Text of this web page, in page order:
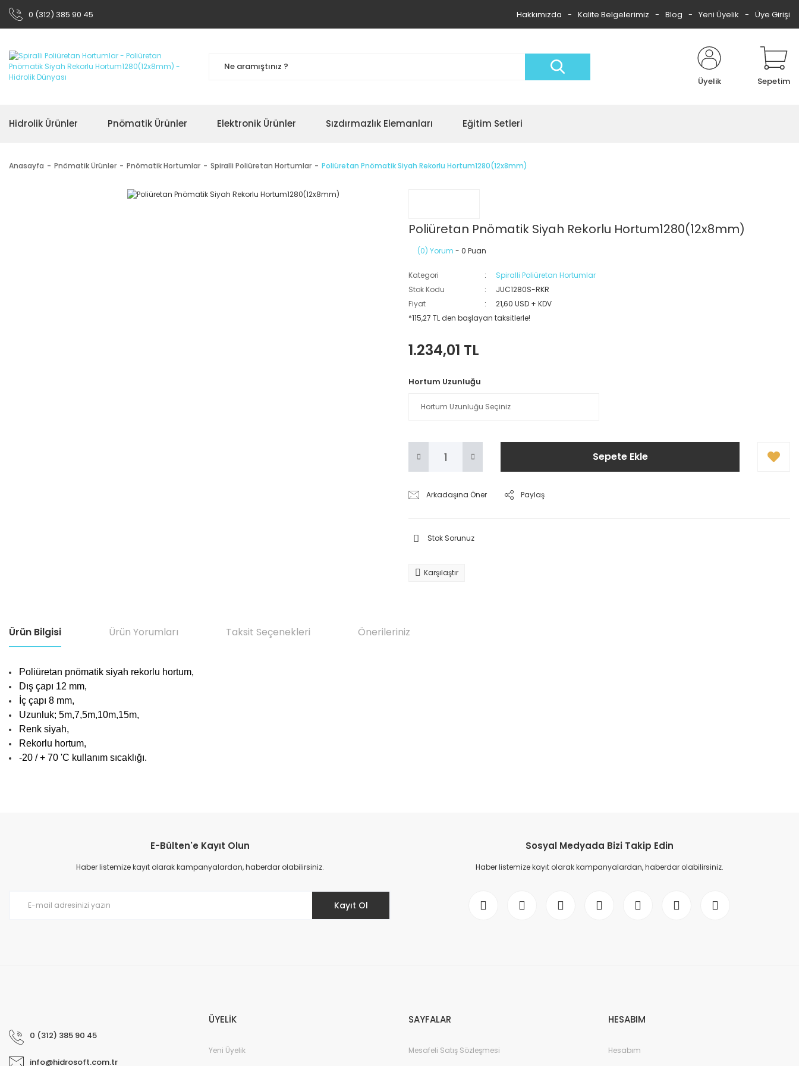
0 (312) 385 90 45 Hakkımızda Kalite Belgelerimiz Blog Yeni Üyelik Üye Girişi
Üyelik Sepetim
Hidrolik Ürünler Pnömatik Ürünler Elektronik Ürünler Sızdırmazlık Elemanları Eğitim Setleri
Anasayfa Pnömatik Ürünler Pnömatik Hortumlar Spiralli Poliüretan Hortumlar Poliüretan Pnömatik Siyah Rekorlu Hortum1280(12x8mm)
Poliüretan Pnömatik Siyah Rekorlu Hortum1280(12x8mm)
(0) Yorum - 0 Puan
Kategori
Spiralli Poliüretan Hortumlar
Stok Kodu
JUC1280S-RKR
Fiyat
21,60 USD + KDV
*115,27 TL den başlayan taksitlerle!
1.234,01 TL
Hortum Uzunluğu
Sepete Ekle
Arkadaşına Öner Paylaş
Stok Sorunuz
Karşılaştır
Ürün Bilgisi Ürün Yorumları Taksit Seçenekleri Önerileriniz
Poliüretan pnömatik siyah rekorlu hortum,
Dış çapı 12 mm,
İç çapı 8 mm,
Uzunluk; 5m,7,5m,10m,15m,
Renk siyah,
Rekorlu hortum,
-20 / + 70 'C kullanım sıcaklığı.
Ürün resmi kalitesiz, bozuk veya görüntülenemiyor.
Ürün açıklamasında eksik bilgiler bulunuyor.
E-Bülten'e Kayıt Olun
Haber listemize kayıt olarak kampanyalardan, haberdar olabilirsiniz.
Kayıt Ol
Sosyal Medyada Bizi Takip Edin
Haber listemize kayıt olarak kampanyalardan, haberdar olabilirsiniz.
0 (312) 385 90 45
info@hidrosoft.com.tr
ÜYELİK
Yeni Üyelik
SAYFALAR
Mesafeli Satış Sözleşmesi
HESABIM
Hesabım